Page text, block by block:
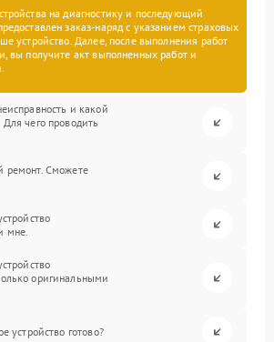
на диагностику и последующий
заказ-наряд с указанием страховых
устройство. Далее, после выполнения работ
вы получите акт выполненных работ и
и какой
чего проводить
ремонт. Сможете
мне.
оригинальными
устройство готово?